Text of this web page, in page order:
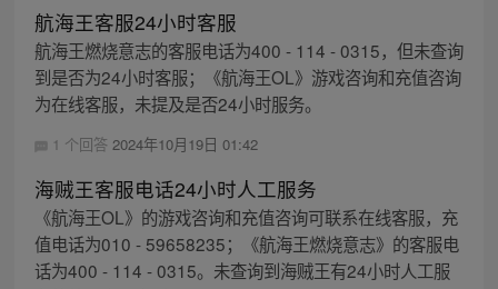
航海王客服24小时客服
航海王燃烧意志的客服电话为400 - 114 - 0315，但未查询
到是否为24小时客服；《航海王OL》游戏咨询和充值咨询
为在线客服，未提及是否24小时服务。
1 个回答 2024年10月19日 01:42
海贼王客服电话24小时人工服务
《航海王OL》的游戏咨询和充值咨询可联系在线客服，充
值电话为010 - 59658235；《航海王燃烧意志》的客服电
话为400 - 114 - 0315。未查询到海贼王有24小时人工服